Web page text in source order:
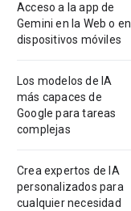
Acceso a la app de
Gemini en la Web o en
dispositivos móviles
Los modelos de IA
más capaces de
Google para tareas
complejas
Crea expertos de IA
personalizados para
cualquier necesidad